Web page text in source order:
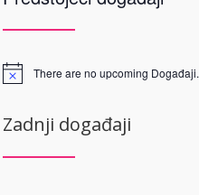
There are no upcoming Događaji.
Zadnji događaji